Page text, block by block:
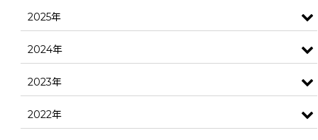
2025年
2024年
2023年
2022年